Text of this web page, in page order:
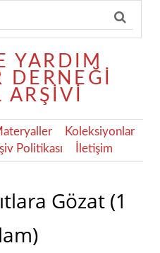
Koleksiyonlar
Politikası İletişim
Gözat (1